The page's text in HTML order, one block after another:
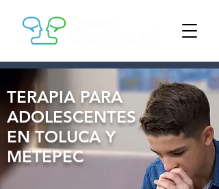
TERAPIA PARA
ADOLESCENTES
EN TOLUCA Y
METEPEC